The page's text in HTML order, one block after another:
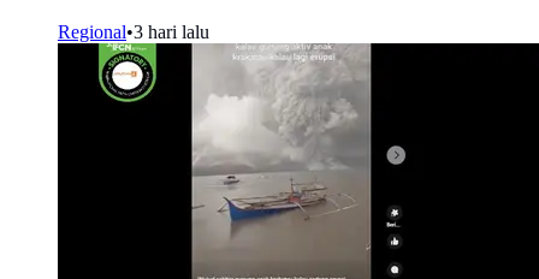
Regional•3 hari lalu